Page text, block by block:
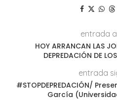
entrada
HOY ARRANCAN LAS
DEPREDACIÓN DE
entrada
#STOPDEPREDACIÓN/
García